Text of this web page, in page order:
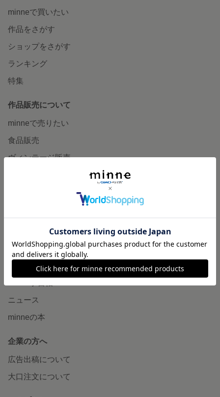
minneで買いたい
作品をさがす
ショップをさがす
ランキング
特集
作品販売について
minneで売りたい
食品販売
ヴィンテージ販売
読みもの
minneとものづくりと
ニュース
minneの本
企業の方へ
広告出稿について
大口注文について